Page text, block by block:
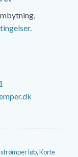
.
løb,Korte